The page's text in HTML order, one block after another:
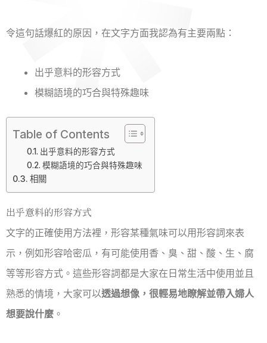
令這句話爆紅的原因，在文字方面我認為有主要兩點：
出乎意料的形容方式
模糊語境的巧合與特殊趣味
Table of Contents
出乎意料的形容方式
模糊語境的巧合與特殊趣味
相關
出乎意料的形容方式
文字的正確使用方法裡，形容某種氣味可以用形容詞來表
示，例如形容哈密瓜，有可能使用香、臭、甜、酸、生、腐
等等形容方式。這些形容詞都是大家在日常生活中使用並且
熟悉的情境，大家可以透過想像，很輕易地瞭解並帶入婦人
想要說什麼 。